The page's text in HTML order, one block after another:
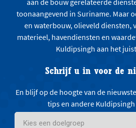
aan de bouw gerelateerde
toonaangevend in Suriname. Maar
en waterbouw, olieveld diensten,
materieel, havendiensten en
Kuldipsingh aan het
Schrijf u in voor de
En blijf op de hoogte van de
tips en andere